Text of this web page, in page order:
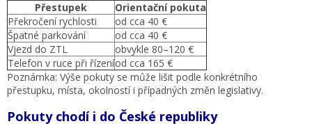
Přestupek
Orientační pokuta
Překročení rychlosti
od cca 40 €
Špatné parkování
od cca 40 €
Vjezd do ZTL
obvykle 80–120 €
Telefon v ruce při řízeníod cca 165 €
Poznámka: Výše pokuty se může lišit podle konkrétního
přestupku, místa, okolností i případných změn legislativy.
Pokuty chodí i do České republiky